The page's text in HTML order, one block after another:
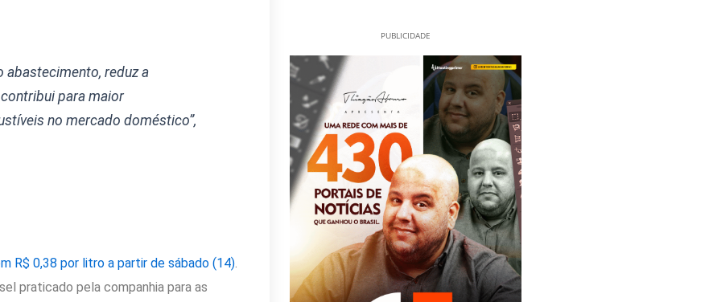
abastecimento, reduz a
para maior
no mercado doméstico”,
R$ 0,38 por litro a partir de sábado (14).
praticado pela companhia para as
PUBLICIDADE